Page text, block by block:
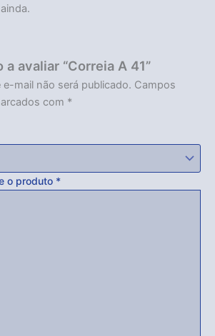
avaliar “Correia A 41”
e-mail não será publicado. Campos
com *
o produto *